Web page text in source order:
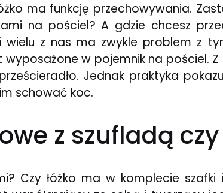
ma funkcję przechowywania.
na pościel? A gdzie chcesz
wielu z nas ma zwykle problem z
wyposażone w pojemnik na pościel.
Jednak praktyka
schować koc.
z szufladą
Czy łóżko ma w komplecie szafki